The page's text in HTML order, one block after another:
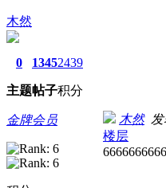
木然
0
主题
1345
帖子
2439
积分
金牌会员 木然发
楼层